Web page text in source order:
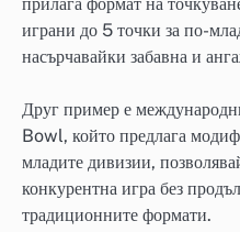
играни до 5 точки за по-
насърчавайки забавна и
Друг пример е
Bowl, който предлага
младите дивизии,
конкурентна игра без
традиционните формати.